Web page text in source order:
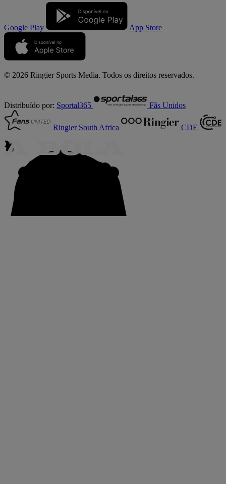
Google Play App Store
© 2026 Ringier Sports Media. Todos os direitos reservados.
Distribuído por: Sportal365 Fãs Unidos
Ringier South Africa CDE